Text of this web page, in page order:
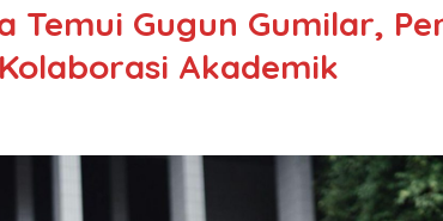
Temui Gugun Gumilar,
Akademik